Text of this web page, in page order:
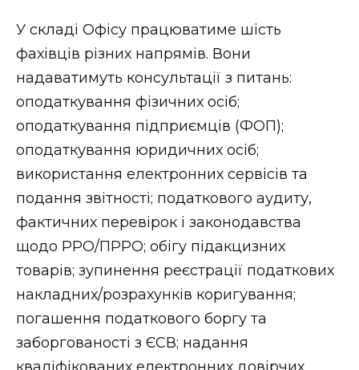
У складі Офісу працюватиме шість
фахівців різних напрямів. Вони
надаватимуть консультації з питань:
оподаткування фізичних осіб;
оподаткування підприємців (ФОП);
оподаткування юридичних осіб;
використання електронних сервісів та
подання звітності; податкового аудиту,
фактичних перевірок і законодавства
щодо РРО/ПРРО; обігу підакцизних
товарів; зупинення реєстрації податкових
накладних/розрахунків коригування;
погашення податкового боргу та
заборгованості з ЄСВ; надання